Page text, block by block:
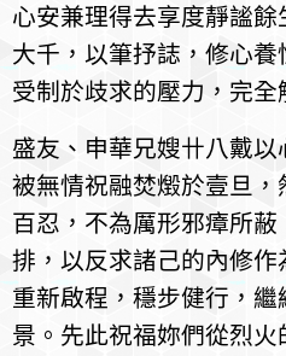
心安兼理得去享度靜謐
大千，以筆抒誌，修心
受制於歧求的壓力，完全
盛友、申華兄嫂卄八戴
被無情祝融焚燬於壹旦
百忍，不為厲形邪瘴所
排，以反求諸己的內修作
重新啟程，穩步健行，
景。先此祝福妳們從烈